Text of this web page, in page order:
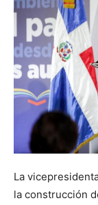
La
la construcción